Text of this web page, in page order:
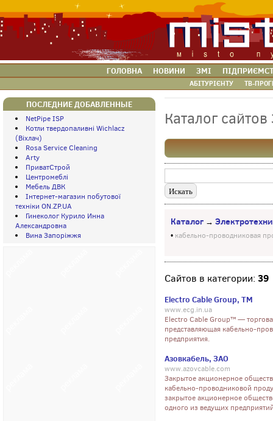
ГОЛОВНА НОВИНИ ЗМІ
АБІТУРІЄНТУ ТВ-
ПОСЛЕДНИЕ ДОБАВЛЕННЫЕ
NetPipe ISP
Котли твердопаливні Wichlacz
(Віхлач)
Rosa Service Cleaning
Arty
ПриватСтрой
Центромеблі
Мебель ДВК
Інтернет-магазин побутової
техніки ON.ZP.UA
Гинеколог Курило Инна
Александровна
Вина Запоріжжя
Каталог
Каталог →
• кабельно-проводниковая
Сайтов в категории: 39
Electro Cable Group, ТМ
www.ecg.in.ua
Electro Cable Group™ —
представляющая кабельно-
предприятия.
Азовкабель, ЗАО
www.azovcable.com
Закрытое акционерное
кабельно-проводниковой
закрытое акционерное
одного из ведущих